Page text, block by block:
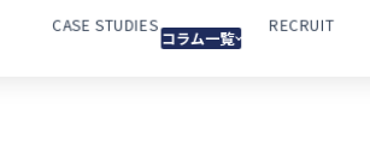
CASE STUDIES
コラム一覧
RECRUIT